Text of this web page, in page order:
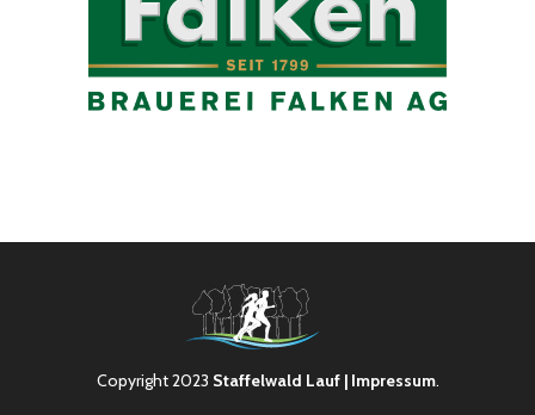
Copyright 2023 Staffelwald Lauf| Impressum.